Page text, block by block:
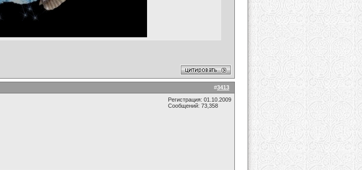
#3413
Регистрация: 01.10.2009
Сообщений: 73,358